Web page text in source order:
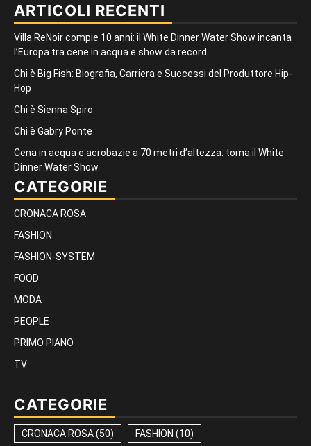
ARTICOLI RECENTI
Villa ReNoir compie 10 anni: il White Dinner Water Show incanta
l’Europa tra cene in acqua e show da record
Chi è Big Fish: Biografia, Carriera e Successi del Produttore Hip-
Hop
Chi è Sienna Spiro
Chi è Gabry Ponte
Cena in acqua e acrobazie a 70 metri d’altezza: torna il White
Dinner Water Show
CATEGORIE
CRONACA ROSA
FASHION
FASHION-SYSTEM
FOOD
MODA
PEOPLE
PRIMO PIANO
TV
CATEGORIE
CRONACA ROSA(50) FASHION (10)